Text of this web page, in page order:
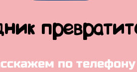
по телефону